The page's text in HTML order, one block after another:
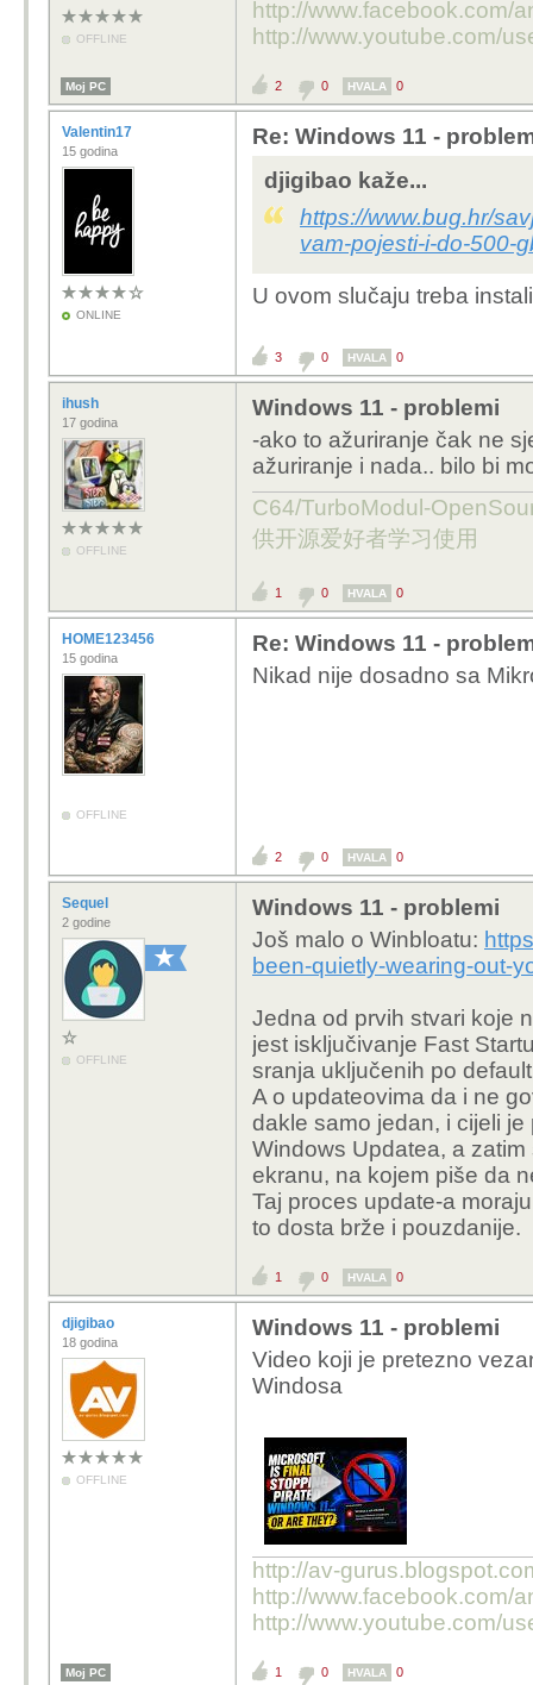
OFFLINE
http://www.facebook.com/
http://www.youtube.com/
Moj PC 2 0 HVALA 0
Valentin17
15 godina
ONLINE
Re: Windows 11 -
djigibao kaže...
https://www.bug.hr/
vam-pojesti-i-do-500-
U ovom slučaju treba
3 0 HVALA 0
ihush
17 godina
OFFLINE
Windows 11 - problemi
-ako to ažuriranje čak ne
ažuriranje i nada.. bilo bi
C64/TurboModul-
供开源爱好者学习使用
1 0 HVALA 0
HOME123456
15 godina
OFFLINE
Re: Windows 11 -
Nikad nije dosadno sa
2 0 HVALA 0
Sequel
2 godine
OFFLINE
Windows 11 - problemi
Još malo o Winbloatu:
been-quietly-wearing-out-
Jedna od prvih stvari koje
jest isključivanje Fast
sranja uključenih po
A o updateovima da i ne
dakle samo jedan, i cijeli
Windows Updatea, a
ekranu, na kojem piše da
Taj proces update-a
to dosta brže i pouzdanije.
1 0 HVALA 0
djigibao
18 godina
OFFLINE
Windows 11 - problemi
Video koji je pretezno
Windosa
http://av-
http://www.facebook.com/
http://www.youtube.com/
Moj PC 1 0 HVALA 0